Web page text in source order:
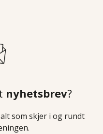
nyhetsbrev?
som skjer i og rundt